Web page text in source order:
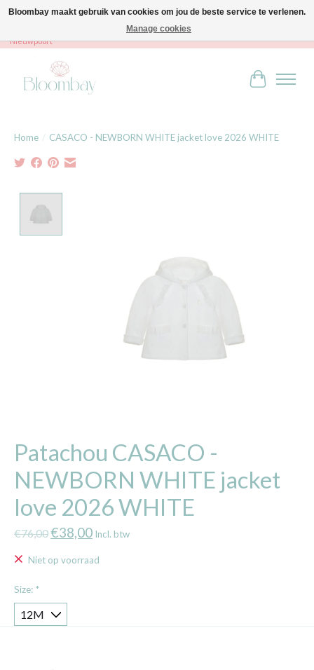
Bloombay - Babies & Kids - Bali home & interior - Robert Orlentpromenade 9A -
Nieuwpoort
Home / CASACO - NEWBORN WHITE jacket love 2026 WHITE
Patachou CASACO -
NEWBORN WHITE jacket
love 2026 WHITE
€76,00€38,00 Incl. btw
Niet op voorraad
Size: *
Bloombay maakt gebruik van cookies om jou de beste service te verlenen.
Manage cookies